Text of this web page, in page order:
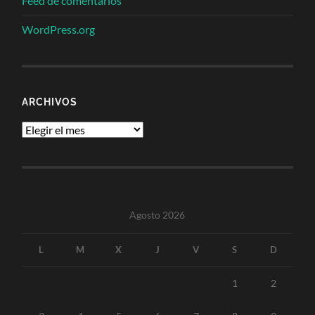
WordPress.org
ARCHIVOS
Archivos
Agosto 2026
L M X J V S D
1 2